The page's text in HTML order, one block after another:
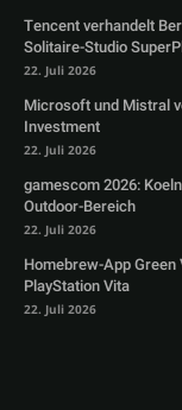
Tencent verhandelt
Solitaire-Studio
22. Juli 2026
Microsoft und Mistral
Investment
22. Juli 2026
gamescom 2026:
Outdoor-Bereich
22. Juli 2026
Homebrew-App
PlayStation Vita
22. Juli 2026